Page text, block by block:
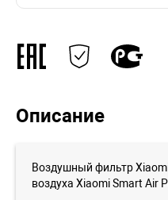
Описание
Воздушный фильтр
воздуха Xiaomi Smart Air